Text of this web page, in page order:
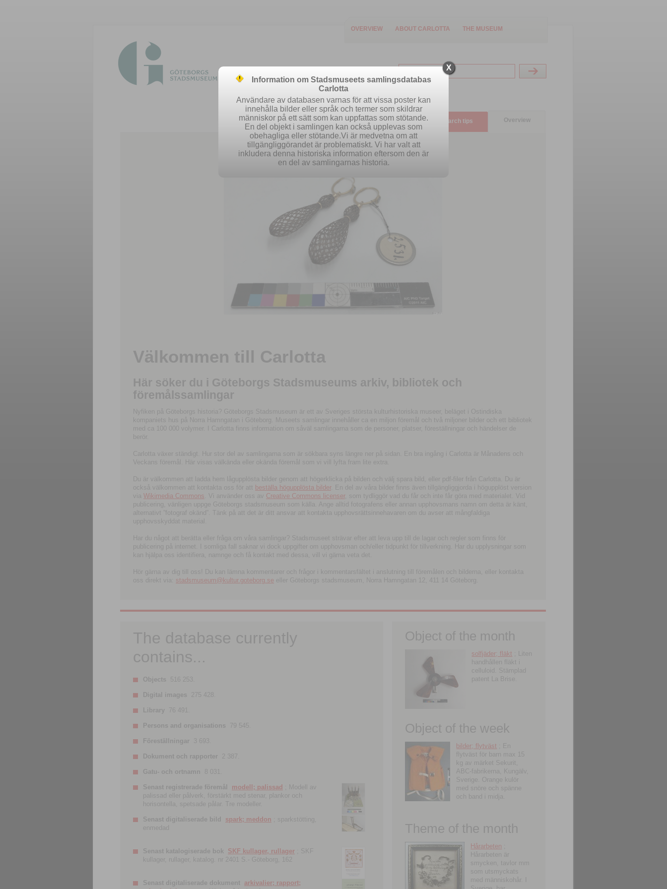
OVERVIEW ABOUT CARLOTTA THE MUSEUM
Easy search Advanced search Search tips Overview
Välkommen till Carlotta
Här söker du i Göteborgs Stadsmuseums arkiv, bibliotek och
föremålssamlingar
Nyfiken på Göteborgs historia? Göteborgs Stadsmuseum är ett av Sveriges största kulturhistoriska museer, beläget i Ostindiska
kompaniets hus på Norra Hamngatan i Göteborg. Museets samlingar innehåller ca en miljon föremål och två miljoner bilder och ett bibliotek
med ca 100 000 volymer. I Carlotta finns information om såväl samlingarna som de personer, platser, föreställningar och händelser de
berör.
Carlotta växer ständigt. Hur stor del av samlingarna som är sökbara syns längre ner på sidan. En bra ingång i Carlotta är Månadens och
Veckans föremål. Här visas välkända eller okända föremål som vi vill lyfta fram lite extra.
Du är välkommen att ladda hem lågupplösta bilder genom att högerklicka på bilden och välj spara bild, eller pdf-filer från Carlotta. Du är
också välkommen att kontakta oss för att beställa högupplösta bilder. En del av våra bilder finns även tillgängliggjorda i högupplöst version
via Wikimedia Commons . Vi använder oss av Creative Commons licenser, som tydliggör vad du får och inte får göra med materialet. Vid
publicering, vänligen uppge Göteborgs stadsmuseum som källa. Ange alltid fotografens eller annan upphovsmans namn om detta är känt,
alternativt ”fotograf okänd”. Tänk på att det är ditt ansvar att kontakta upphovsrättsinnehavaren om du avser att mångfaldiga
upphovsskyddat material.
Har du något att berätta eller fråga om våra samlingar? Stadsmuseet strävar efter att leva upp till de lagar och regler som finns för
publicering på internet. I somliga fall saknar vi dock uppgifter om upphovsman och/eller tidpunkt för tillverkning. Har du upplysningar som
kan hjälpa oss identifiera, namnge och få kontakt med dessa, vill vi gärna veta det.
Hör gärna av dig till oss! Du kan lämna kommentarer och frågor i kommentarsfältet i anslutning till föremålen och bilderna, eller kontakta
oss direkt via: stadsmuseum@kultur.goteborg.se eller Göteborgs stadsmuseum, Norra Hamngatan 12, 411 14 Göteborg.
The database currently
contains...
Objects 516 253.
Digital images 275 428.
Library 76 491.
Persons and organisations 79 545.
Föreställningar 3 693.
Dokument och rapporter 2 387.
Gatu- och ortnamn 8 031.
Senast registrerade föremål modell; palissad
; Modell av
palissad eller pålverk, förstärkt med stenar, plankor och
horisontella, spetsade pålar. Tre modeller.
Senast digitaliserade bild spark; meddon ; sparkstötting,
enmedad
Senast katalogiserade bok SKF kullager, rullager ; SKF
kullager, rullager, katalog. nr 2401 S.- Göteborg, 162
Senast digitaliserade dokument arkivalier; rapport;
Object of the month
solfjäder; fläkt ; Liten
handhållen fläkt i
celluloid. Stämplad
patent La Brise.
Object of the week
bilder; flytväst ; En
flytväst för barn max 15
kg av märket Sekurit,
ABC-fabrikerna, Kungälv,
Sverige. Orange kulör
med snöre och spänne
och band i midja.
Theme of the month
Hårarbeten
Hårarbeten är
smycken, tavlor mm
som utsmyckats
med människohår. I
X
Information om Stadsmuseets samlingsdatabas
Carlotta
Användare av databasen varnas för att vissa poster kan
innehålla bilder eller språk och termer som skildrar
människor på ett sätt som kan uppfattas som stötande.
En del objekt i samlingen kan också upplevas som
obehagliga eller stötande.Vi är medvetna om att
tillgängliggörandet är problematiskt. Vi har valt att
inkludera denna historiska information eftersom den är
en del av samlingarnas historia.